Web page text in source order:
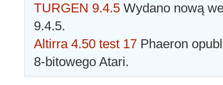
TURGEN 9.4.5 Wydano nową
9.4.5.
Altirra 4.50 test 17 Phaeron
8-bitowego Atari.